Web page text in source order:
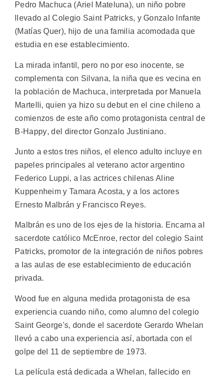
Pedro Machuca (Ariel Mateluna), un niño pobre
llevado al Colegio Saint Patricks, y Gonzalo Infante
(Matías Quer), hijo de una familia acomodada que
estudia en ese establecimiento.
La mirada infantil, pero no por eso inocente, se
complementa con Silvana, la niña que es vecina en
la población de Machuca, interpretada por Manuela
Martelli, quien ya hizo su debut en el cine chileno a
comienzos de este año como protagonista central de
B-Happy, del director Gonzalo Justiniano.
Junto a estos tres niños, el elenco adulto incluye en
papeles principales al veterano actor argentino
Federico Luppi, a las actrices chilenas Aline
Kuppenheim y Tamara Acosta, y a los actores
Ernesto Malbrán y Francisco Reyes.
Malbrán es uno de los ejes de la historia. Encarna al
sacerdote católico McEnroe, rector del colegio Saint
Patricks, promotor de la integración de niños pobres
a las aulas de ese establecimiento de educación
privada.
Wood fue en alguna medida protagonista de esa
experiencia cuando niño, como alumno del colegio
Saint George's, donde el sacerdote Gerardo Whelan
llevó a cabo una experiencia así, abortada con el
golpe del 11 de septiembre de 1973.
La película está dedicada a Whelan, fallecido en